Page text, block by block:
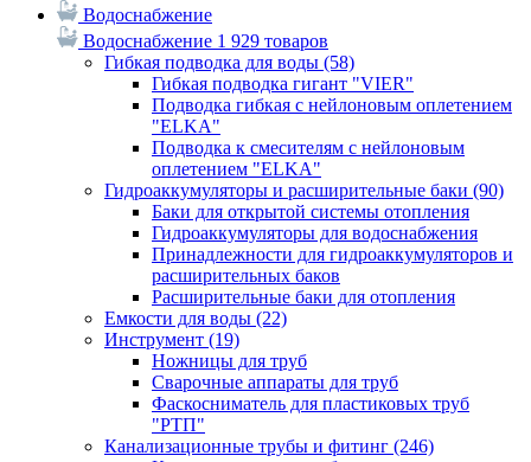
Водоснабжение
Водоснабжение 1 929 товаров
Гибкая подводка для воды (58)
Гибкая подводка гигант "VIER"
Подводка гибкая с нейлоновым оплетением
"ELKA"
Подводка к смесителям с нейлоновым
оплетением "ELKA"
Гидроаккумуляторы и расширительные баки (90)
Баки для открытой системы отопления
Гидроаккумуляторы для водоснабжения
Принадлежности для гидроаккумуляторов и
расширительных баков
Расширительные баки для отопления
Емкости для воды (22)
Инструмент (19)
Ножницы для труб
Сварочные аппараты для труб
Фаскосниматель для пластиковых труб
"РТП"
Канализационные трубы и фитинг (246)